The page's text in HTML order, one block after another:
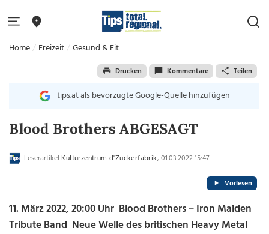
Home Freizeit Gesund & Fit
Drucken Kommentare Teilen
tips.at als bevorzugte Google-Quelle hinzufügen
Blood Brothers ABGESAGT
Leserartikel Kulturzentrum d'Zuckerfabrik, 01.03.2022 15:47
Vorlesen
11. März 2022, 20:00 Uhr Blood Brothers – Iron Maiden
Tribute Band Neue Welle des britischen Heavy Metal